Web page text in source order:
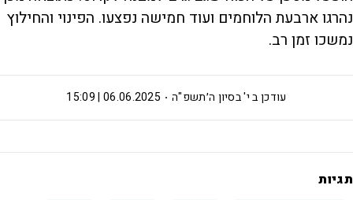
נהרגו ארבעת הלוחמים ועוד חמישה נפצעו. הפינוי והחילוץ
נמשכו זמן רב.
י' בסיון ה׳תשפ"ה 06.06.2025 | 15:09 עודכן ב
תגיות